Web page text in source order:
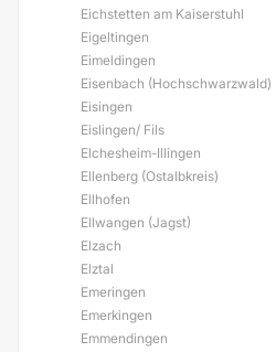
Eichstetten am Kaiserstuhl
Eigeltingen
Eimeldingen
Eisenbach (Hochschwarzwald)
Eisingen
Eislingen/ Fils
Elchesheim-Illingen
Ellenberg (Ostalbkreis)
Ellhofen
Ellwangen (Jagst)
Elzach
Elztal
Emeringen
Emerkingen
Emmendingen